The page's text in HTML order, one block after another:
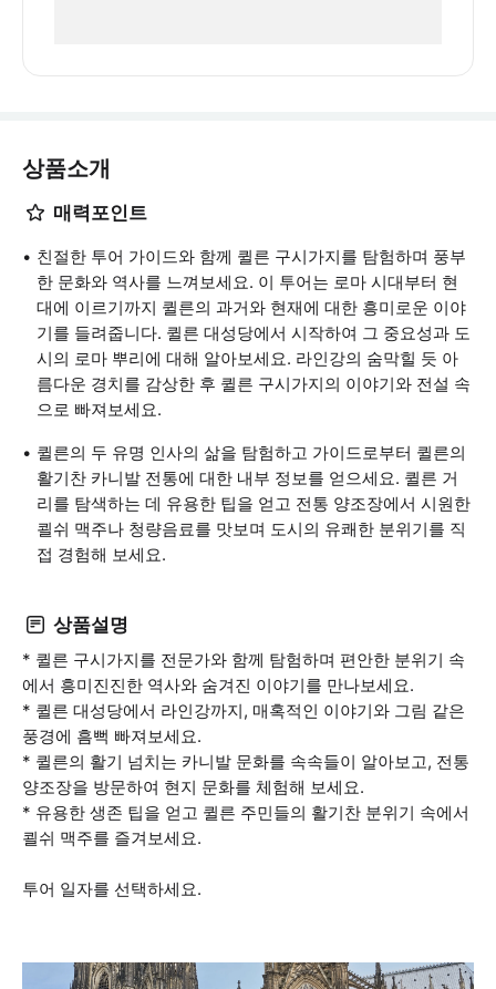
상품소개
매력포인트
친절한 투어 가이드와 함께 퀼른 구시가지를 탐험하며 풍부
한 문화와 역사를 느껴보세요. 이 투어는 로마 시대부터 현
대에 이르기까지 퀼른의 과거와 현재에 대한 흥미로운 이야
기를 들려줍니다. 퀼른 대성당에서 시작하여 그 중요성과 도
시의 로마 뿌리에 대해 알아보세요. 라인강의 숨막힐 듯 아
름다운 경치를 감상한 후 퀼른 구시가지의 이야기와 전설 속
으로 빠져보세요.
퀼른의 두 유명 인사의 삶을 탐험하고 가이드로부터 퀼른의
활기찬 카니발 전통에 대한 내부 정보를 얻으세요. 퀼른 거
리를 탐색하는 데 유용한 팁을 얻고 전통 양조장에서 시원한
쾰쉬 맥주나 청량음료를 맛보며 도시의 유쾌한 분위기를 직
접 경험해 보세요.
상품설명
* 퀼른 구시가지를 전문가와 함께 탐험하며 편안한 분위기 속
에서 흥미진진한 역사와 숨겨진 이야기를 만나보세요.
* 퀼른 대성당에서 라인강까지, 매혹적인 이야기와 그림 같은
풍경에 흠뻑 빠져보세요.
* 퀼른의 활기 넘치는 카니발 문화를 속속들이 알아보고, 전통
양조장을 방문하여 현지 문화를 체험해 보세요.
* 유용한 생존 팁을 얻고 퀼른 주민들의 활기찬 분위기 속에서
쾰쉬 맥주를 즐겨보세요.
투어 일자를 선택하세요.